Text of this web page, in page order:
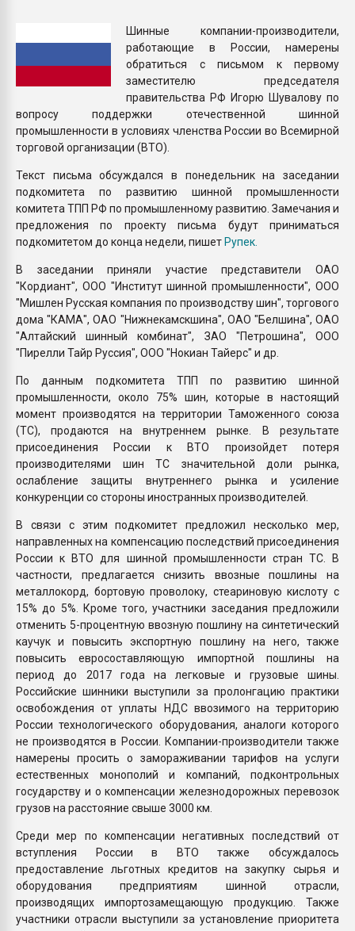
ПЕРЕЙТИ НА
Шинные компании-производители,
работающие в России, намерены
обратиться c письмом к первому
заместителю председателя
правительства РФ Игорю Шувалову по
вопросу поддержки отечественной шинной
промышленности в условиях членства России во Всемирной
торговой организации (ВТО).
Текст письма обсуждался в понедельник на заседании
подкомитета по развитию шинной промышленности
комитета ТПП РФ по промышленному развитию. Замечания и
предложения по проекту письма будут приниматься
подкомитетом до конца недели, пишетРупек.
В заседании приняли участие представители ОАО
"Кордиант", ООО "Институт шинной промышленности", ООО
"Мишлен Русская компания по производству шин", торгового
дома "КАМА", ОАО "Нижнекамскшина", ОАО "Белшина", ОАО
"Алтайский шинный комбинат", ЗАО "Петрошина", ООО
"Пирелли Тайр Руссия", ООО "Нокиан Тайерс" и др.
По данным подкомитета ТПП по развитию шинной
промышленности, около 75% шин, которые в настоящий
момент производятся на территории Таможенного союза
(ТС), продаются на внутреннем рынке. В результате
присоединения России к ВТО произойдет потеря
производителями шин ТС значительной доли рынка,
ослабление защиты внутреннего рынка и усиление
конкуренции со стороны иностранных производителей.
В связи с этим подкомитет предложил несколько мер,
направленных на компенсацию последствий присоединения
России к ВТО для шинной промышленности стран ТС. В
частности, предлагается снизить ввозные пошлины на
металлокорд, бортовую проволоку, стеариновую кислоту с
15% до 5%. Кроме того, участники заседания предложили
отменить 5-процентную ввозную пошлину на синтетический
каучук и повысить экспортную пошлину на него, также
повысить евросоставляющую импортной пошлины на
период до 2017 года на легковые и грузовые шины.
Российские шинники выступили за пролонгацию практики
освобождения от уплаты НДС ввозимого на территорию
России технологического оборудования, аналоги которого
не производятся в России. Компании-производители также
намерены просить о замораживании тарифов на услуги
естественных монополий и компаний, подконтрольных
государству и о компенсации железнодорожных перевозок
грузов на расстояние свыше 3000 км.
Среди мер по компенсации негативных последствий от
вступления России в ВТО также обсуждалось
предоставление льготных кредитов на закупку сырья и
оборудования предприятиям шинной отрасли,
производящих импортозамещающую продукцию. Также
участники отрасли выступили за установление приоритета